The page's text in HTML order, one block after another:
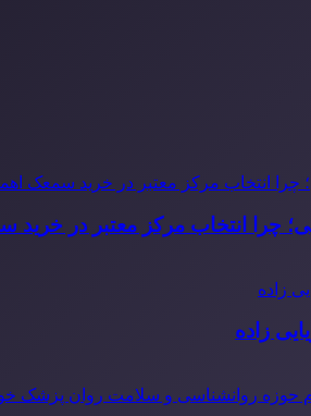
چرا انتخاب مرکز معتبر در
زاده